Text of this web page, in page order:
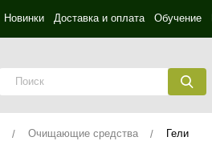
Новинки Доставка и оплата Обучение
Очищающие средства Гели